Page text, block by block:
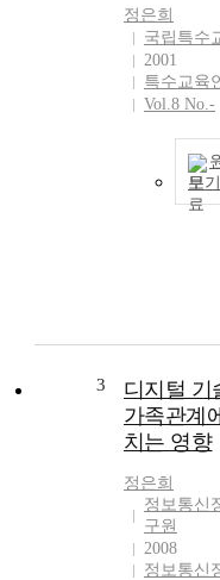
정은희
국립특수
2001
특수교육
Vol.8 No.-
보기
3
디지털 기
가족관계
치는 영향
정은희
정보통신
구원
2008
정보통신